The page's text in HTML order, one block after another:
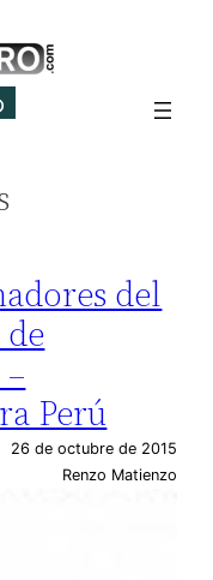
del
Perú
26 de octubre de 2015
Renzo Matienzo